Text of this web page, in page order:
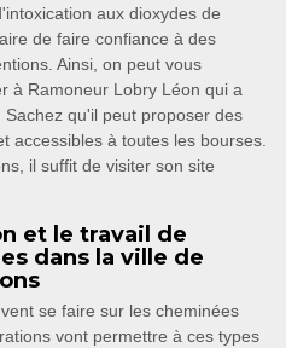
aux dioxydes de
de faire confiance à des
Ainsi, on peut vous
à Ramoneur Lobry Léon qui a
qu'il peut proposer des
accessibles à toutes les bourses.
il suffit de visiter son site
et le travail de
dans la ville de
se faire sur les cheminées
vont permettre à ces types